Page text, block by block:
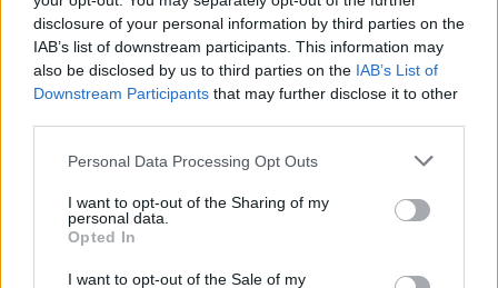
disclosure of your personal information by third parties on the
IAB’s list of downstream participants. This information may
also be disclosed by us to third parties on the IAB’s List of
Downstream Participants that may further disclose it to other
Please note that this website/app uses one or more Google
not limited to your visit or usage behaviour. You may click to
grant or deny consent to Google and its third-party tags to
use your data for below specified purposes in below Google
consent section.
Personal Data Processing Opt Outs
I want to opt-out of the Sharing of my
personal data.
Opted In
I want to opt-out of the Sale of my